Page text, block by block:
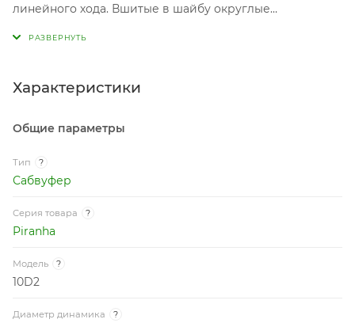
линейного хода. Вшитые в шайбу округлые
Характеристики
Общие параметры
Тип ?
Сабвуфер
Серия товара ?
Piranha
Модель ?
10D2
Диаметр динамика ?